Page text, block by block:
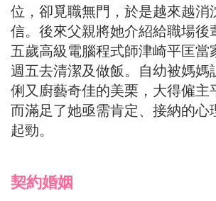
位，卻覓職無門，於是越來越消
信。後來父親將她介紹給職場後
五歲高級電腦程式師津崎平匡當
週五去清潔及做飯。自幼被媽媽
俐又廚藝奇佳的美栗，大得僱主
而滿足了她亟需肯定、接納的心
起勁。
契約婚姻